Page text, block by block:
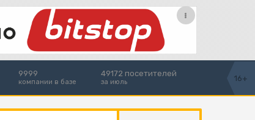
9999
компании в базе
49172 посетителей
за июль 16+